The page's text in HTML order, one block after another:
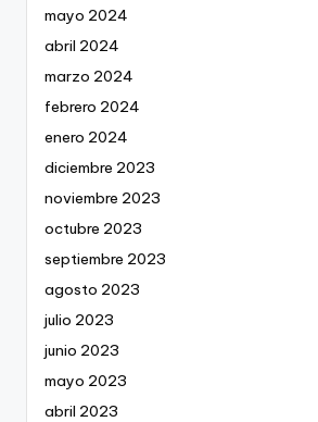
mayo 2024
abril 2024
marzo 2024
febrero 2024
enero 2024
diciembre 2023
noviembre 2023
octubre 2023
septiembre 2023
agosto 2023
julio 2023
junio 2023
mayo 2023
abril 2023